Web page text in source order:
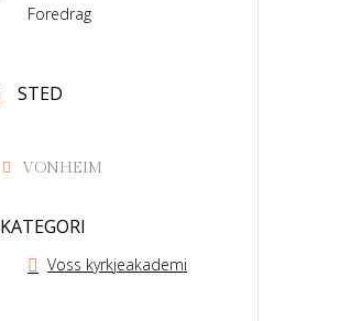
Foredrag
STED
VONHEIM
KATEGORI
Voss kyrkjeakademi